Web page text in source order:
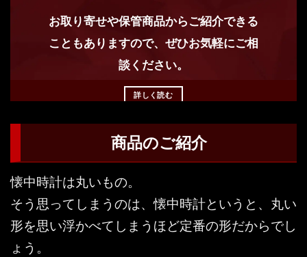
お取り寄せや保管商品からご紹介できる
こともありますので、ぜひお気軽にご相
談ください。
詳しく読む
商品のご紹介
懐中時計は丸いもの。
そう思ってしまうのは、懐中時計というと、丸い
形を思い浮かべてしまうほど定番の形だからでし
ょう。